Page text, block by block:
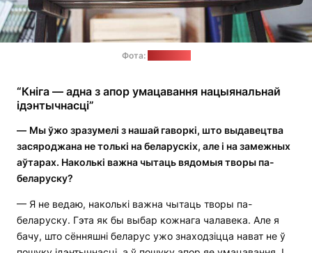
Фота:
“Кніга — адна з апор умацавання нацыянальнай
ідэнтычнасці”
— Мы ўжо зразумелі з нашай гаворкі, што выдавецтва
засяроджана не толькі на беларускіх, але і на замежных
аўтарах. Наколькі важна чытаць вядомыя творы па-
беларуску?
— Я не ведаю, наколькі важна чытаць творы па-
беларуску. Гэта як бы выбар кожнага чалавека. Але я
бачу, што сённяшні беларус ужо знаходзіцца нават не ў